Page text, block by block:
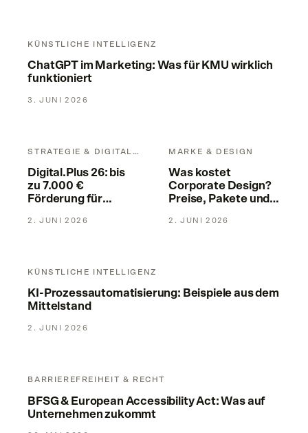
KÜNSTLICHE INTELLIGENZ
ChatGPT im Marketing: Was für KMU wirklich
funktioniert
3. JUNI 2026
STRATEGIE & DIGITALISIERUNG
Digital.Plus 26: bis
zu 7.000 €
Förderung für
2. JUNI 2026
MARKE & DESIGN
Was kostet
Corporate Design?
Preise, Pakete und
2. JUNI 2026
KÜNSTLICHE INTELLIGENZ
KI-Prozessautomatisierung: Beispiele aus dem
Mittelstand
2. JUNI 2026
BARRIEREFREIHEIT & RECHT
BFSG & European Accessibility Act: Was auf
Unternehmen zukommt